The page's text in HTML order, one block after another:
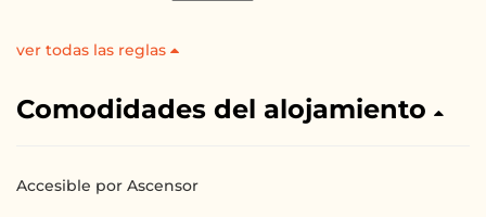
ver todas las reglas
Comodidades del alojamiento
Accesible por Ascensor